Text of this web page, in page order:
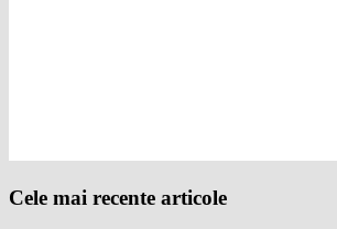
Cele mai recente articole